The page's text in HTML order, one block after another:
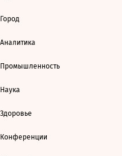
Город
Аналитика
Промышленность
Наука
Здоровье
Конференции